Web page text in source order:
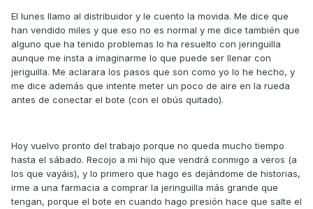
El lunes llamo al distribuidor y le cuento la movida. Me dice que
han vendido miles y que eso no es normal y me dice también que
alguno que ha tenido problemas lo ha resuelto con jeringuilla
aunque me insta a imaginarme lo que puede ser llenar con
jeriguilla. Me aclarara los pasos que son como yo lo he hecho, y
me dice además que intente meter un poco de aire en la rueda
antes de conectar el bote (con el obús quitado).
Hoy vuelvo pronto del trabajo porque no queda mucho tiempo
hasta el sábado. Recojo a mi hijo que vendrá conmigo a veros (a
los que vayáis), y lo primero que hago es dejándome de historias,
irme a una farmacia a comprar la jeringuilla más grande que
tengan, porque el bote en cuando hago presión hace que salte el